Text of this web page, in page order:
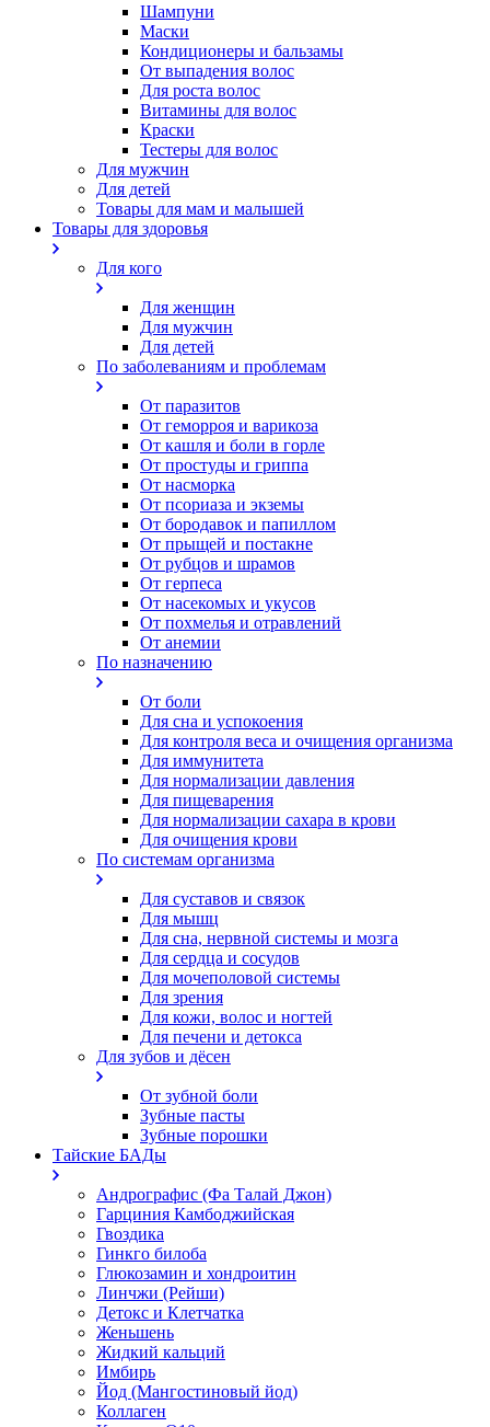
Шампуни
Маски
Кондиционеры и бальзамы
От выпадения волос
Для роста волос
Витамины для волос
Краски
Тестеры для волос
Для мужчин
Для детей
Товары для мам и малышей
Товары для здоровья
Для кого
Для женщин
Для мужчин
Для детей
По заболеваниям и проблемам
От паразитов
Oт геморроя и варикоза
От кашля и боли в горле
От простуды и гриппа
От насморка
Oт псориаза и экземы
От бородавок и папиллом
От прыщей и постакне
От рубцов и шрамов
От герпеса
От насекомых и укусов
От похмелья и отравлений
От анемии
По назначению
От боли
Для сна и успокоения
Для контроля веса и очищения организма
Для иммунитета
Для нормализации давления
Для пищеварения
Для нормализации сахара в крови
Для очищения крови
По системам организма
Для суставов и связок
Для мышц
Для сна, нервной системы и мозга
Для сердца и сосудов
Для мочеполовой системы
Для зрения
Для кожи, волос и ногтей
Для печени и детокса
Для зубов и дёсен
От зубной боли
Зубные пасты
Зубные порошки
Тайские БАДы
Андрографис (Фа Талай Джон)
Гарциния Камбоджийская
Гвоздика
Гинкго билоба
Глюкозамин и хондроитин
Линчжи (Рейши)
Детокс и Клетчатка
Женьшень
Жидкий кальций
Имбирь
Йод (Мангостиновый йод)
Коллаген